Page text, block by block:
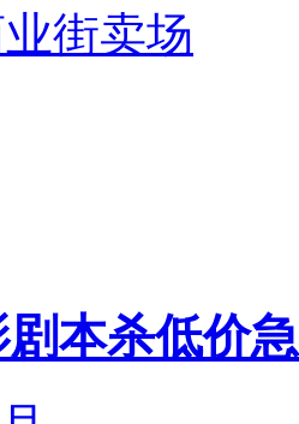
街卖场
本杀低价